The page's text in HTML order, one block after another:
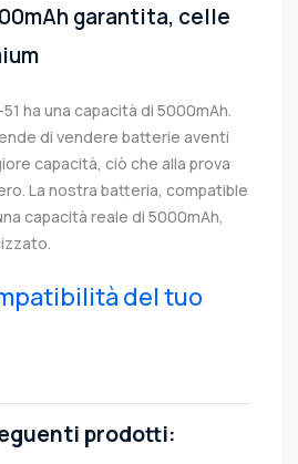
garantita, celle
ha una capacità di 5000mAh.
di vendere batterie aventi
capacità, ciò che alla prova
La nostra batteria, compatible
capacità reale di 5000mAh,
del tuo
prodotti: